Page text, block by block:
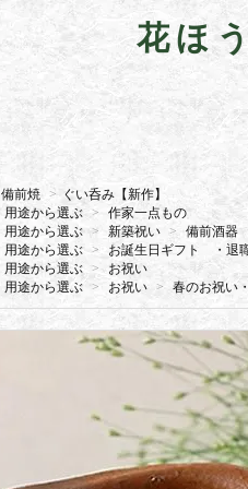
花ほ
備前焼 > ぐい呑み【新作】
用途から選ぶ >
作家一点もの
用途から選ぶ > 新築祝い >
備前酒器
用途から選ぶ >
お誕生日ギフト ・退
用途から選ぶ >
お祝い
用途から選ぶ > お祝い > 春のお祝い